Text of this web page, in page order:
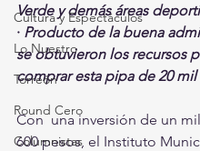
Cultura y Espectáculos
Lo Nuestro
Torreón
Round Cero
Columnistas
Verde y demás áreas
· Producto de la buena
se obtuvieron los recursos
comprar esta pipa de 20
Con  una inversión de un
600 pesos, el Instituto